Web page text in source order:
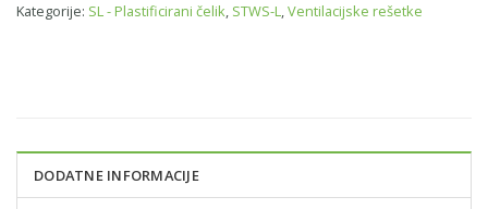
Kategorije: SL - Plastificirani čelik, STWS-L,Ventilacijske rešetke
DODATNE INFORMACIJE